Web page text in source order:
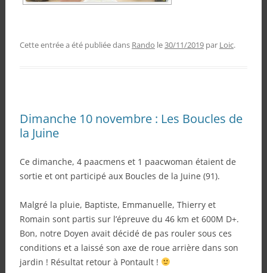
Cette entrée a été publiée dans Rando le30/11/2019 par Loic.
Dimanche 10 novembre : Les Boucles de
la Juine
Ce dimanche, 4 paacmens et 1 paacwoman étaient de
sortie et ont participé aux Boucles de la Juine (91).
Malgré la pluie, Baptiste, Emmanuelle, Thierry et
Romain sont partis sur l’épreuve du 46 km et 600M D+.
Bon, notre Doyen avait décidé de pas rouler sous ces
conditions et a laissé son axe de roue arrière dans son
jardin ! Résultat retour à Pontault !